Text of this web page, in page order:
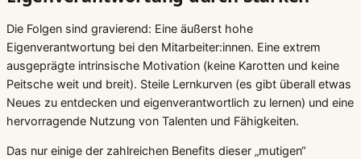
Die Folgen sind gravierend: Eine äußerst hohe
Eigenverantwortung bei den Mitarbeiter:innen. Eine extrem
ausgeprägte intrinsische Motivation (keine Karotten und keine
Peitsche weit und breit). Steile Lernkurven (es gibt überall etwas
Neues zu entdecken und eigenverantwortlich zu lernen) und eine
hervorragende Nutzung von Talenten und Fähigkeiten.
Das nur einige der zahlreichen Benefits dieser „mutigen“